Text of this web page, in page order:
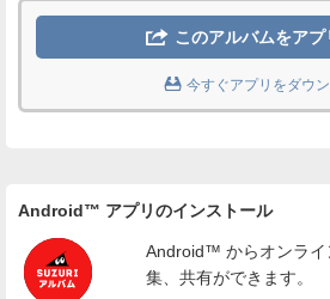
 このアルバムをアプ
 今すぐアプリをダウ
Android™ アプリのインストール
Android™ からオンライ
集、共有ができます。